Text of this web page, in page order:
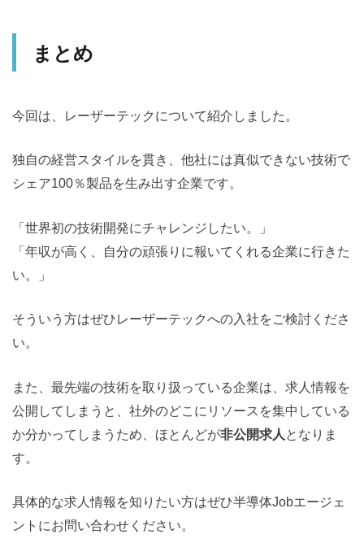
まとめ
今回は、レーザーテックについて紹介しました。
独自の経営スタイルを貫き、他社には真似できない技術で
シェア100％製品を生み出す企業です。
「世界初の技術開発にチャレンジしたい。」
「年収が高く、自分の頑張りに報いてくれる企業に行きた
い。」
そういう方はぜひレーザーテックへの入社をご検討くださ
い。
また、最先端の技術を取り扱っている企業は、求人情報を
公開してしまうと、社外のどこにリソースを集中している
か分かってしまうため、ほとんどが非公開求人 となりま
す。
具体的な求人情報を知りたい方はぜひ半導体Jobエージェ
ントにお問い合わせください。